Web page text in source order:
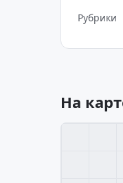
Рубрики
На